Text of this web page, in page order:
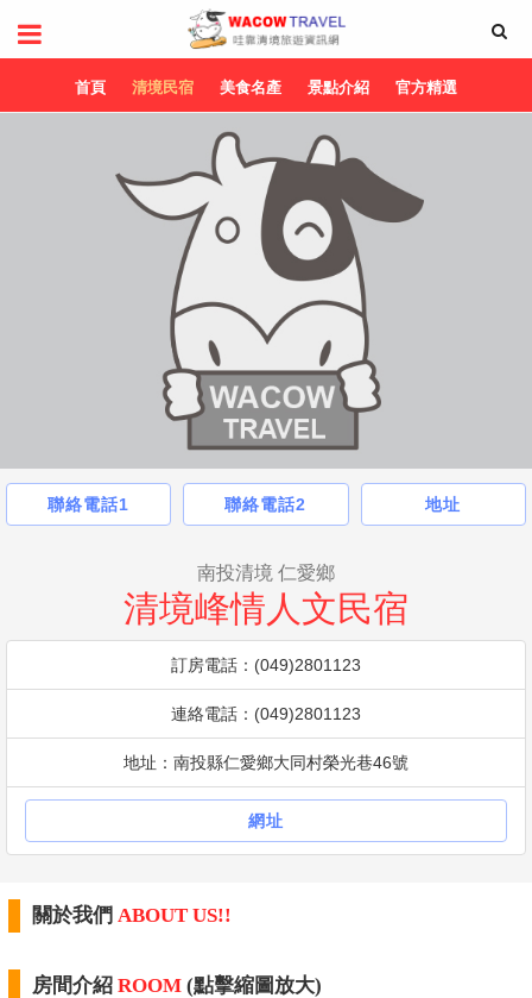
首頁 清境民宿 美食名產 景點介紹 官方精選
聯絡電話1 聯絡電話2 地址
南投清境 仁愛鄉
清境峰情人文民宿
訂房電話：(049)2801123
連絡電話：(049)2801123
地址：南投縣仁愛鄉大同村榮光巷46號
網址
關於我們 ABOUT US!!
房間介紹 ROOM (點擊縮圖放大)